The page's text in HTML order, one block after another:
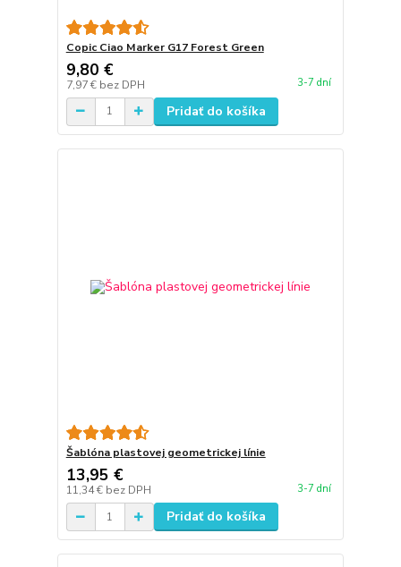
Copic Ciao Marker G17 Forest Green
9,80 €
7,97 € bez DPH 3-7 dní
Pridať do košíka
Šablóna plastovej geometrickej línie
13,95 €
11,34 € bez DPH 3-7 dní
Pridať do košíka